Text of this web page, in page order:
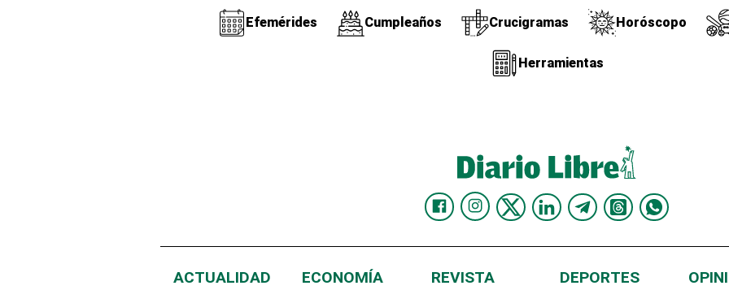
Efemérides Cumpleaños Crucigramas Horóscopo
Herramientas
ACTUALIDAD ECONOMÍA REVISTA DEPORTES